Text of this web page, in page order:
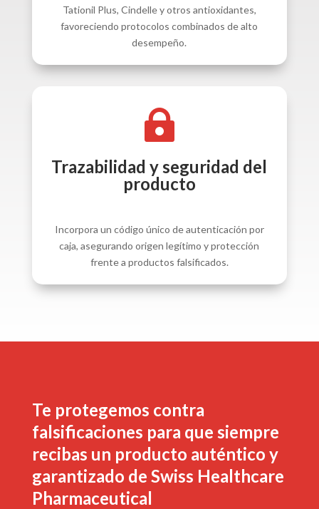
Tationil Plus, Cindelle y otros antioxidantes,
favoreciendo protocolos combinados de alto
desempeño.

Trazabilidad y seguridad del
producto
Incorpora un código único de autenticación por
caja, asegurando origen legítimo y protección
frente a productos falsificados.
Te protegemos contra
falsificaciones para que siempre
recibas un producto auténtico y
garantizado de Swiss Healthcare
Pharmaceutical